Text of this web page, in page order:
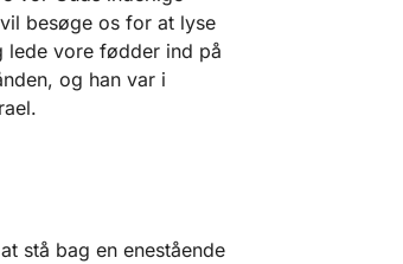
besøge os for at lyse
vore fødder ind på
og han var i
stå bag en enestående